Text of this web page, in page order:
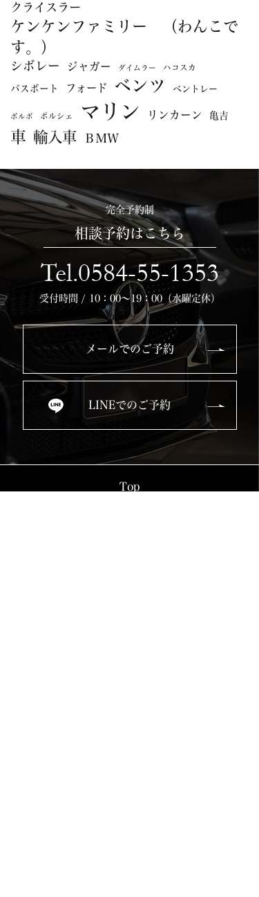
クライスラー
ケンケンファミリー （わんこで
す。）
シボレー ジャガー ダイムラー ハコスカ
バスボート フォード ベンツ ベントレー
ボルボ ポルシェ マリン リンカーン 亀吉
車 輸入車 ＢＭＷ
完全予約制
相談予約はこちら
Tel.0584-55-1353
受付時間 / 10：00～19：00（水曜定休）
メールでのご予約
LINEでのご予約
Top